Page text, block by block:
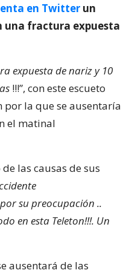
en Twitter un
una fractura expuesta
expuesta de nariz y 10
!!!”, con este escueto
por la que se ausentaría
el matinal
las causas de sus
su preocupación ..
en esta Teleton!!!. Un
ausentará de las